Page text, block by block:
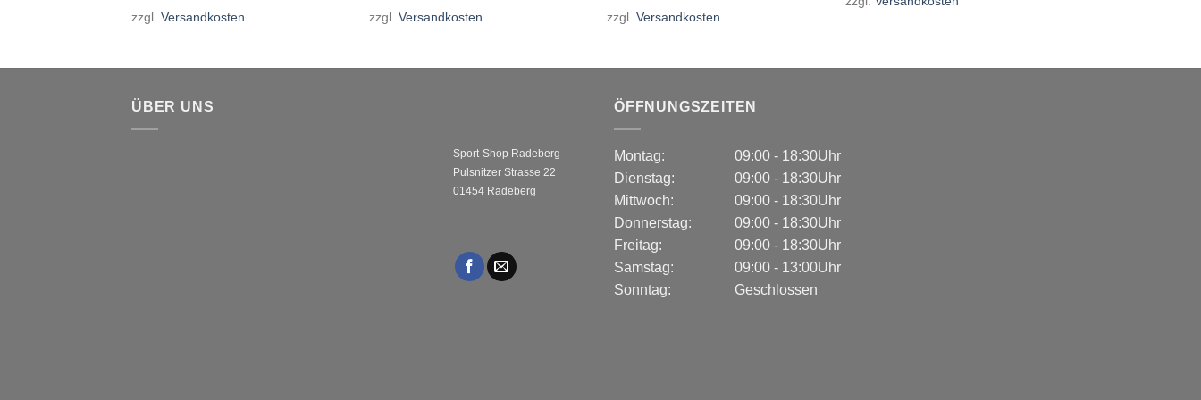
zzgl. Versandkosten
zzgl.Versandkosten
zzgl.Versandkosten
ÜBER UNS
Sport-Shop Radeberg
Pulsnitzer Strasse 22
01454 Radeberg
ÖFFNUNGSZEITEN
Montag:
Dienstag:
Mittwoch:
Donnerstag:
Freitag:
Samstag:
Sonntag:
09:00 - 18:30Uhr
09:00 - 18:30Uhr
09:00 - 18:30Uhr
09:00 - 18:30Uhr
09:00 - 18:30Uhr
09:00 - 13:00Uhr
Geschlossen